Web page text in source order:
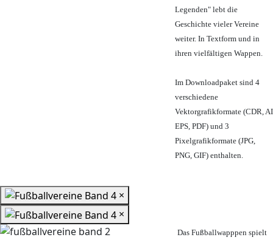
Legenden" lebt die
Geschichte vieler Vereine
weiter. In Textform und in
ihren vielfältigen Wappen.
Im Downloadpaket sind 4
verschiedene
Vektorgrafikformate (CDR, AI
EPS, PDF) und 3
Pixelgrafikformate (JPG,
PNG, GIF) enthalten.
×
×
Das Fußballwapppen spielt